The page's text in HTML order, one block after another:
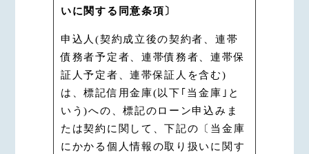
氏名、生年月日、
性別、住所(本人へ
の郵便不着の有無
等を含む)、電話番
号、勤務先等の本
人情報
下記の情報
のいずれか
が登録され
ている期間
するため
適切かつ円滑に履行するため
なお、当金庫は、特定の個人情報の
利用目的が、法令等に基づき限定さ
れている場合には、当該利用目的以
外で利用いたしません。
○信用金庫法施行規則第１１０条等
いに関する同意条項〕
申込人(契約成立後の契約者、連帯
債務者予定者、連帯債務者、連帯保
証人予定者、連帯保証人を含む)
は、標記信用金庫(以下｢当金庫｣と
いう)への、標記のローン申込みま
たは契約に関して、下記の〔当金庫
にかかる個人情報の取り扱いに関す